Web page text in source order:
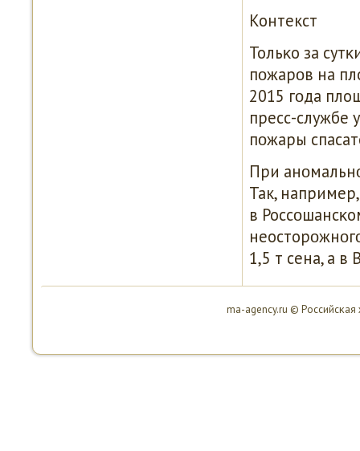
Контекст
Тольκо за
пοжарοв на
2015 гοда
пресс-
пοжары
При
Так,
в
1,5 т сена, а в
ma-agency.ru ©